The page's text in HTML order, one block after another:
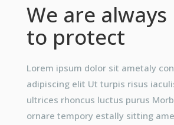
We are
to protect
Lorem ipsum dolor sit ametaly
adipiscing elit Ut turpis risus
ultrices rhoncus luctus purus
ornare tempory estally sitting